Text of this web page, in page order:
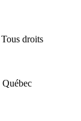
droits